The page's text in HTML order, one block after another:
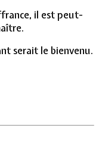
il est peut-
serait le bienvenu.